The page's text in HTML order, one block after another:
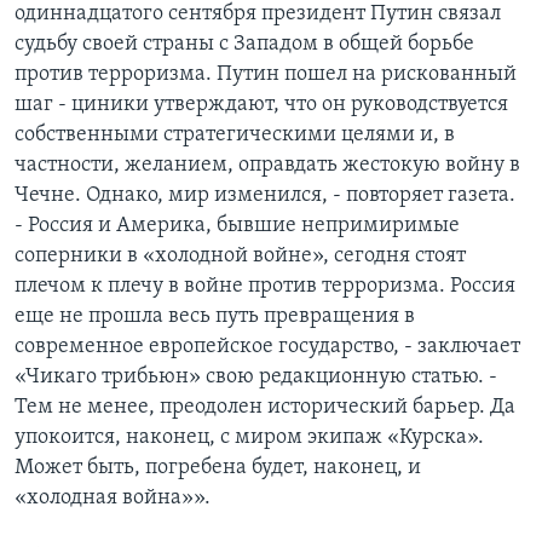
одиннадцатого сентября президент Путин связал
судьбу своей страны с Западом в общей борьбе
против терроризма. Путин пошел на рискованный
шаг - циники утверждают, что он руководствуется
собственными стратегическими целями и, в
частности, желанием, оправдать жестокую войну в
Чечне. Однако, мир изменился, - повторяет газета.
- Россия и Америка, бывшие непримиримые
соперники в «холодной войне», сегодня стоят
плечом к плечу в войне против терроризма. Россия
еще не прошла весь путь превращения в
современное европейское государство, - заключает
«Чикаго трибьюн» свою редакционную статью. -
Тем не менее, преодолен исторический барьер. Да
упокоится, наконец, с миром экипаж «Курска».
Может быть, погребена будет, наконец, и
«холодная война»».